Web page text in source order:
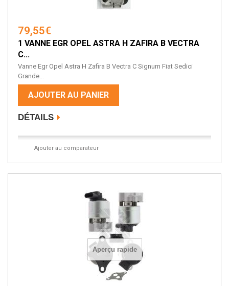
79,55€
1 VANNE EGR OPEL ASTRA H ZAFIRA B VECTRA
C...
Vanne Egr Opel Astra H Zafira B Vectra C Signum Fiat Sedici
Grande...
AJOUTER AU PANIER
DÉTAILS
Ajouter au comparateur
Aperçu rapide